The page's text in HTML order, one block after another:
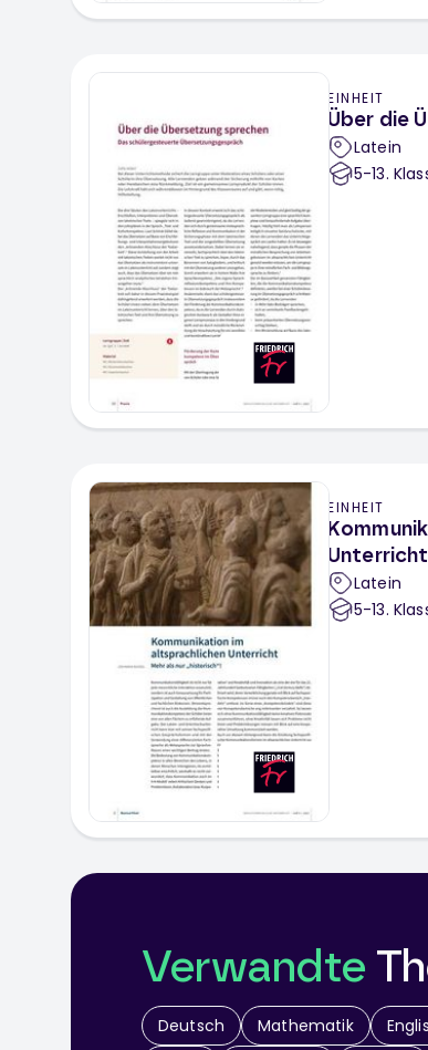
EINHEIT
Über die
Latein
5-13.
EINHEIT
Unterricht
Latein
5-13.
Verwandte
Deutsch Mathematik